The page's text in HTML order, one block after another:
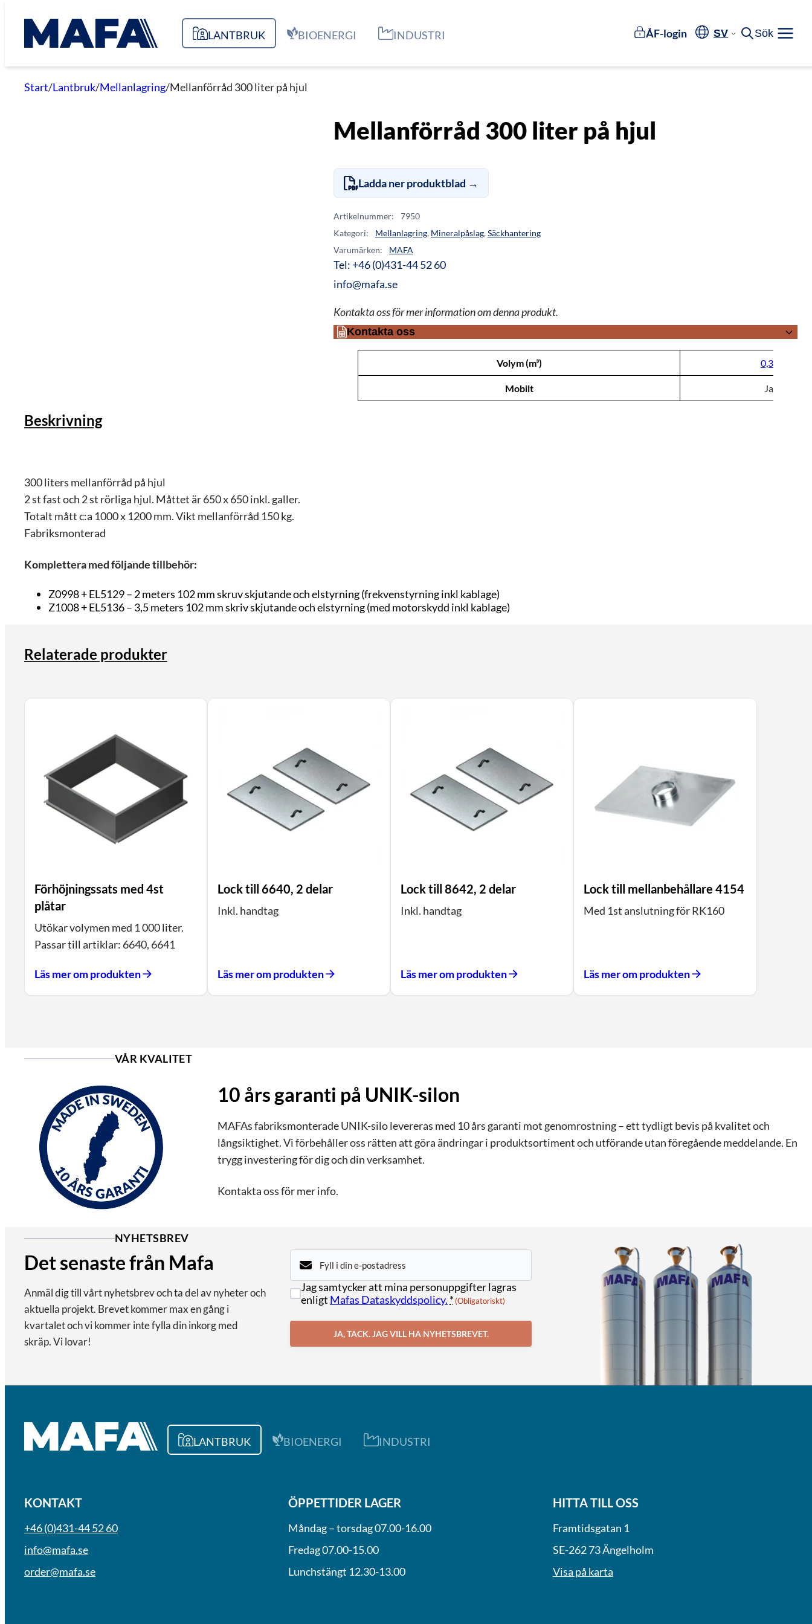
innehåll
LANTBRUK BIOENERGI INDUSTRI ÅF-login SV Sök Meny
Start/Lantbruk/Mellanlagring/Mellanförråd 300 liter på hjul
Mellanförråd 300 liter på hjul
Ladda ner produktblad →
Artikelnummer:
7950
Kategori:
Mellanlagring, Mineralpåslag,Säckhantering
Varumärken:
MAFA
Tel: +46 (0)431-44 52 60
info@mafa.se
Kontakta oss för mer information om denna produkt.
Kontakta oss
Volym (m³) 0,3
Mobilt Ja
Beskrivning
300 liters mellanförråd på hjul
2 st fast och 2 st rörliga hjul. Måttet är 650 x 650 inkl. galler.
Totalt mått c:a 1000 x 1200 mm. Vikt mellanförråd 150 kg.
Fabriksmonterad
Komplettera med följande tillbehör:
Z0998 + EL5129 – 2 meters 102 mm skruv skjutande och elstyrning (frekvenstyrning inkl kablage)
Z1008 + EL5136 – 3,5 meters 102 mm skriv skjutande och elstyrning (med motorskydd inkl kablage)
Relaterade produkter
Förhöjningssats med 4st
plåtar
Utökar volymen med 1 000 liter.
Passar till artiklar: 6640, 6641
Läs mer om produkten
Lock till 6640, 2 delar
Inkl. handtag
Läs mer om produkten
Lock till 8642, 2 delar
Inkl. handtag
Läs mer om produkten
Lock till mellanbehållare 4154
Med 1st anslutning för RK160
Läs mer om produkten
VÅR KVALITET
10 års garanti på UNIK-silon
MAFAs fabriksmonterade UNIK-silo levereras med 10 års garanti mot genomrostning – ett tydligt bevis på kvalitet och
långsiktighet. Vi förbehåller oss rätten att göra ändringar i produktsortiment och utförande utan föregående meddelande. En
trygg investering för dig och din verksamhet.
Kontakta oss för mer info.
NYHETSBREV
Det senaste från Mafa
Anmäl dig till vårt nyhetsbrev och ta del av nyheter och
aktuella projekt. Brevet kommer max en gång i
kvartalet och vi kommer inte fylla din inkorg med
skräp. Vi lovar!
E-
post(Obligatoriskt)
Samtycke(Obligatoriskt)
Jag samtycker att mina personuppgifter lagras
enligt Mafas Dataskyddspolicy. *(Obligatoriskt)
JA, TACK. JAG VILL HA NYHETSBREVET.
LANTBRUK BIOENERGI INDUSTRI
KONTAKT
+46 (0)431-44 52 60
info@mafa.se
order@mafa.se
ÖPPETTIDER LAGER
Måndag – torsdag 07.00-16.00
Fredag 07.00-15.00
Lunchstängt 12.30-13.00
HITTA TILL OSS
Framtidsgatan 1
SE-262 73 Ängelholm
Visa på karta